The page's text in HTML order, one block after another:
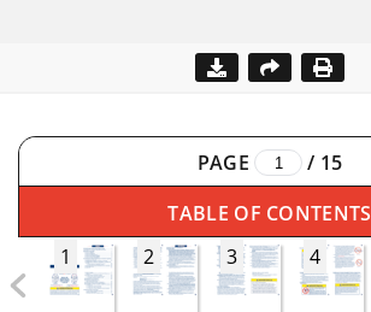
PAGE / 15
TABLE OF CONTENTS
1
2 3 4